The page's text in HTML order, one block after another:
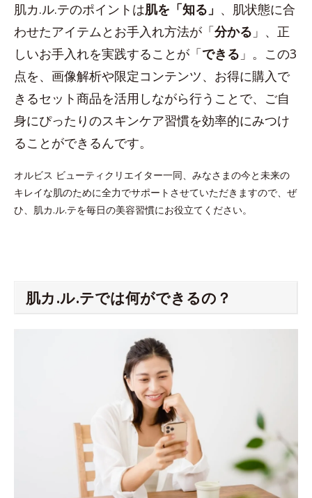
肌カ.ル.テのポイントは肌を「知る」 、肌状態に合
わせたアイテムとお手入れ方法が「分かる 」、正
しいお手入れを実践することが「できる 」。この3
点を、画像解析や限定コンテンツ、お得に購入で
きるセット商品を活用しながら行うことで、ご自
身にぴったりのスキンケア習慣を効率的にみつけ
ることができるんです。
オルビス ビューティクリエイター一同、みなさまの今と未来の
キレイな肌のために全力でサポートさせていただきますので、ぜ
ひ、肌カ.ル.テを毎日の美容習慣にお役立てください。
肌カ.ル.テでは何ができるの？